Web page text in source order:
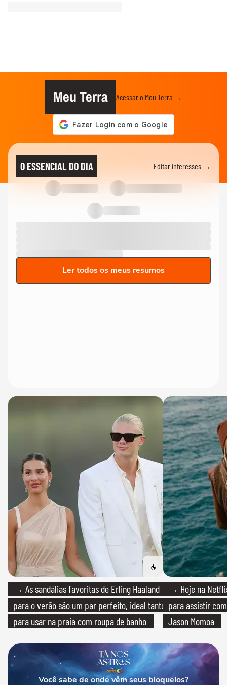
Meu Terra Acessar o Meu Terra →
O ESSENCIAL DO DIA Editar interesses →
Ler todos os meus resumos
→ As sandálias favoritas de Erling Haaland
para o verão são um par perfeito, ideal tanto
para usar na praia com roupa de banho
→ Hoje na
para assistir
Jason Momoa
Você sabe de onde vêm seus bloqueios?